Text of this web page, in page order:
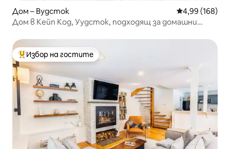
Дом – Вудсток Средна
4,99 (168)
Дом в Кейп Код, Уудсток, подходящ за домашни
Най-популярен избор на гостите
Избор на гостите